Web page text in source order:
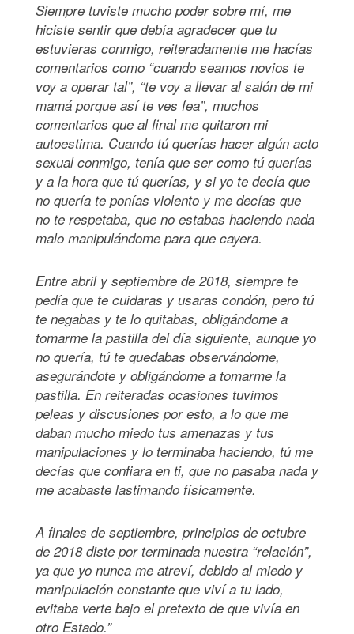
Siempre tuviste mucho poder sobre mí, me
hiciste sentir que debía agradecer que tu
estuvieras conmigo, reiteradamente me hacías
comentarios como “cuando seamos novios te
voy a operar tal”, “te voy a llevar al salón de mi
mamá porque así te ves fea”, muchos
comentarios que al final me quitaron mi
autoestima. Cuando tú querías hacer algún acto
sexual conmigo, tenía que ser como tú querías
y a la hora que tú querías, y si yo te decía que
no quería te ponías violento y me decías que
no te respetaba, que no estabas haciendo nada
malo manipulándome para que cayera.
Entre abril y septiembre de 2018, siempre te
pedía que te cuidaras y usaras condón, pero tú
te negabas y te lo quitabas, obligándome a
tomarme la pastilla del día siguiente, aunque yo
no quería, tú te quedabas observándome,
asegurándote y obligándome a tomarme la
pastilla. En reiteradas ocasiones tuvimos
peleas y discusiones por esto, a lo que me
daban mucho miedo tus amenazas y tus
manipulaciones y lo terminaba haciendo, tú me
decías que confiara en ti, que no pasaba nada y
me acabaste lastimando físicamente.
A finales de septiembre, principios de octubre
de 2018 diste por terminada nuestra “relación”,
ya que yo nunca me atreví, debido al miedo y
manipulación constante que viví a tu lado,
evitaba verte bajo el pretexto de que vivía en
otro Estado.”